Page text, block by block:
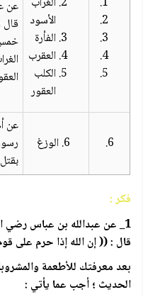
الأسود
الفأرة
العقرب
الكلب
العقور
عن
عن
فكر :
1_ عن عبدالله بن عباس رضي
قال : (( إن الله إذا حرم على
بعد معرفتك للأطعمة
الحديث ؛ أجب عما يأتي :